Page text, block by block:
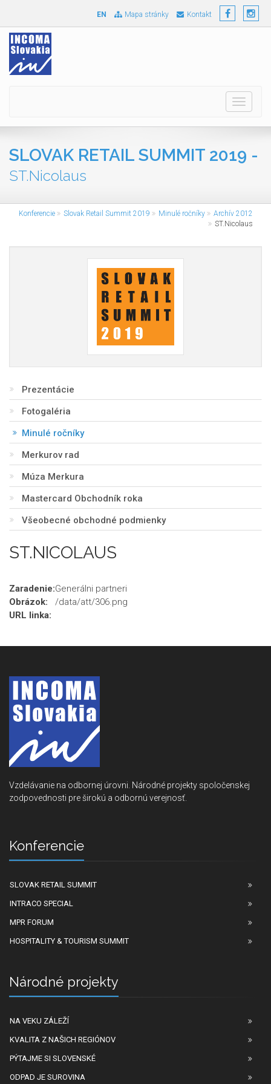
EN Mapa stránky Kontakt
Toggle
SLOVAK RETAIL SUMMIT 2019 -
ST.Nicolaus
Konferencie Slovak Retail Summit 2019 Minulé ročníky
Archív 2012
ST.Nicolaus
Prezentácie
Fotogaléria
Minulé ročníky
Merkurov rad
Múza Merkura
Mastercard Obchodník roka
Všeobecné obchodné podmienky
ST.NICOLAUS
Zaradenie:Generálni partneri
Obrázok:
/data/att/306.png
URL linka:
Vzdelávanie na odbornej úrovni. Národné projekty spoločenskej
zodpovednosti pre širokú a odbornú verejnosť.
Konferencie
SLOVAK RETAIL SUMMIT
INTRACO SPECIAL
MPR FORUM
HOSPITALITY & TOURISM SUMMIT
Národné projekty
NA VEKU ZÁLEŽÍ
KVALITA Z NAŠICH REGIÓNOV
PÝTAJME SI SLOVENSKÉ
ODPAD JE SUROVINA